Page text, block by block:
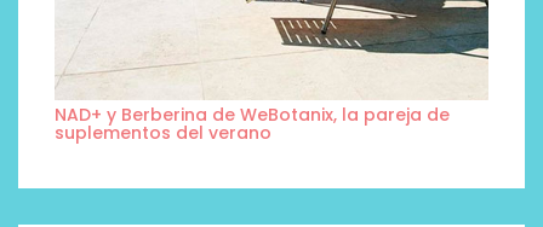
NAD+ y Berberina de WeBotanix, la pareja de
suplementos del verano